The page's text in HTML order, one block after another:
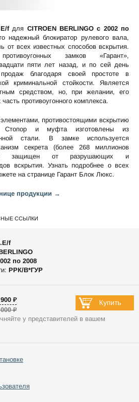
fдля CITROEN BERLINGO c 2002 по
надежный блокиратор рулевого вала,
всех известных способов вскрытия.
замков «Гарант»,
пяти лет назад, и по сей день
благодаря своей простоте в
криминальной стойкости. Является
средством, но, при желании, его
противоугонного комплекса.
противостоящими вскрытию
Стопор и муфта изготовлены из
стали. В замке используется
секрета (более 268 миллионов
защищен от разрушающих и
вскрытия. Узнать подробнее о всех
на странице Гарант Блок Люкс.
продукции →
ССЫЛКИ
f
по 2008
РРК/В*ГУР
₽
₽
у представителей в вашем